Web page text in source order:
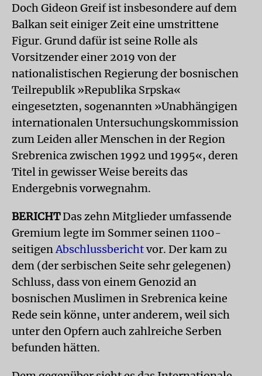
Doch Gideon Greif ist insbesondere auf dem
Balkan seit einiger Zeit eine umstrittene
Figur. Grund dafür ist seine Rolle als
Vorsitzender einer 2019 von der
nationalistischen Regierung der bosnischen
Teilrepublik »Republika Srpska«
eingesetzten, sogenannten »Unabhängigen
internationalen Untersuchungskommission
zum Leiden aller Menschen in der Region
Srebrenica zwischen 1992 und 1995«, deren
Titel in gewisser Weise bereits das
Endergebnis vorwegnahm.
BERICHTDas zehn Mitglieder umfassende
Gremium legte im Sommer seinen 1100-
seitigenAbschlussberichtvor. Der kam zu
dem (der serbischen Seite sehr gelegenen)
Schluss, dass von einem Genozid an
bosnischen Muslimen in Srebrenica keine
Rede sein könne, unter anderem, weil sich
unter den Opfern auch zahlreiche Serben
befunden hätten.